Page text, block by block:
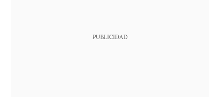
PUBLICIDAD